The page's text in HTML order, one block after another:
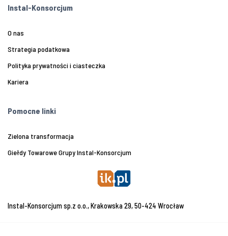
Instal-Konsorcjum
O nas
Strategia podatkowa
Polityka prywatności i ciasteczka
Kariera
Pomocne linki
Zielona transformacja
Giełdy Towarowe Grupy Instal-Konsorcjum
Instal-Konsorcjum sp.z o.o., Krakowska 29, 50-424 Wrocław